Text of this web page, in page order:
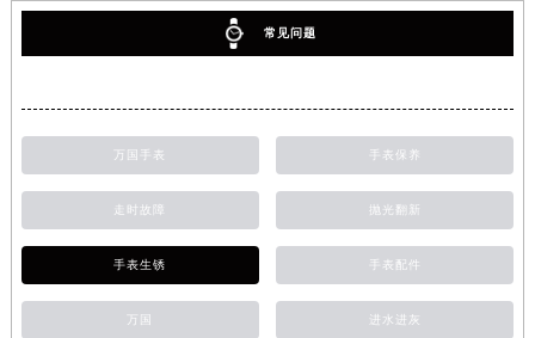
常见问题
万国手表 手表保养
走时故障 抛光翻新
手表生锈 手表配件
万国 进水进灰